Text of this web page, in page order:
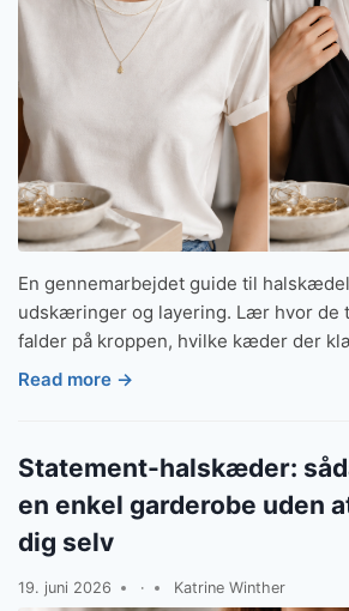
En gennemarbejdet guide til
udskæringer og layering. Lær hvor de
falder på kroppen, hvilke kæder der
Read more →
Statement-halskæder:
en enkel garderobe uden
dig selv
19. juni 2026 · Katrine Winther